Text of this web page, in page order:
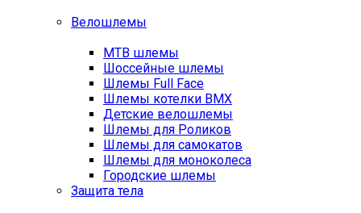
Велошлемы
MTB шлемы
Шоссейные шлемы
Шлемы Full Face
Шлемы котелки BMX
Детские велошлемы
Шлемы для Роликов
Шлемы для самокатов
Шлемы для моноколеса
Городские шлемы
Защита тела